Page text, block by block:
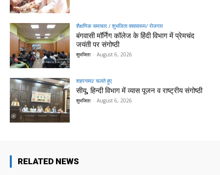
शैक्षणिक समाचार / शुभजिता क्सासरूम/ रोजगार
बंगवासी मॉर्निंग कॉलेज के हिंदी विभाग में प्रेमचंद
जयंती पर संगोष्ठी
शुभजिता - August 6, 2026
शहरनामा/ चलते हुए
सीयू, हिन्दी विभाग में व्यास पूजन व राष्ट्रीय संगोष्ठी
शुभजिता - August 6, 2026
RELATED NEWS